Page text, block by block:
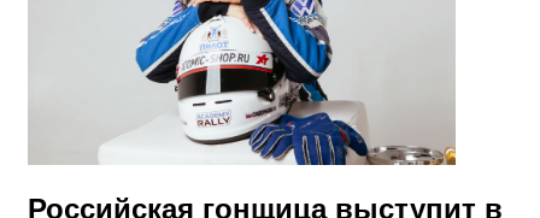
Российская гонщица выступит в